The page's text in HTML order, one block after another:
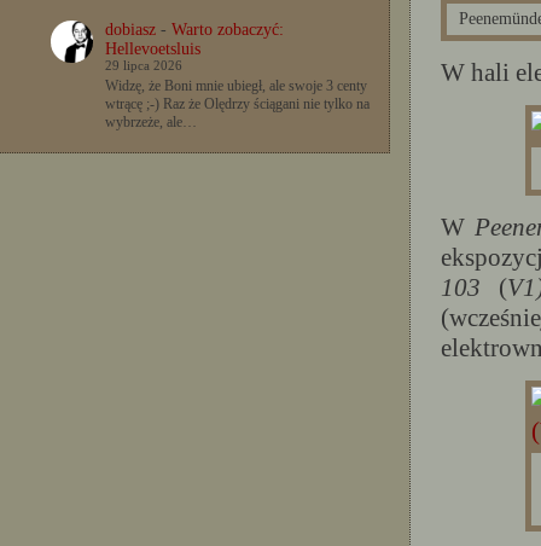
dobiasz -Warto zobaczyć:
Hellevoetsluis
29 lipca 2026
Widzę, że Boni mnie ubiegł, ale swoje 3 centy
wtrącę ;-) Raz że Olędrzy ściągani nie tylko na
wybrzeże, ale…
W hali
W
103 (